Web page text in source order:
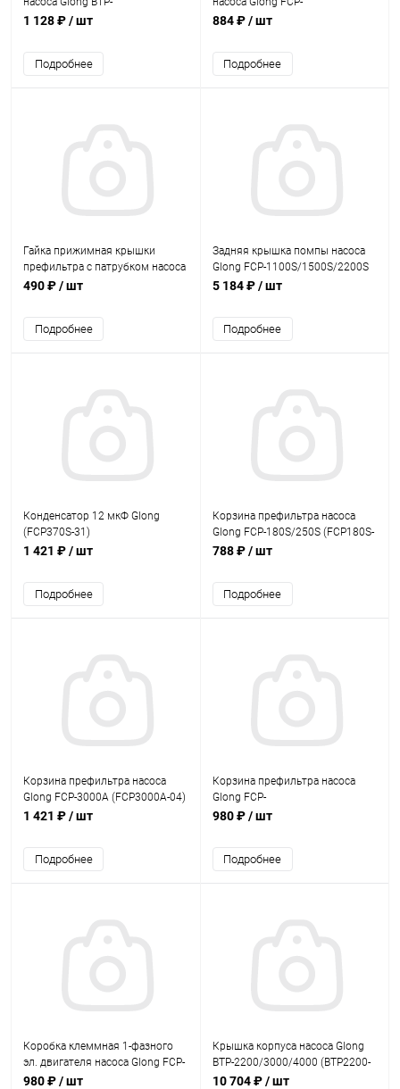
2200/3000/4000 (шаг резьбы
1 128 ₽/ шт
Подробнее
1100S/1500S/2200S (FCP1100S-
884 ₽/ шт
Подробнее
Гайка прижимная крышки
префильтра с патрубком насоса
Glong FCP-180S/250S (FCP180S-
490 ₽/ шт
Подробнее
Задняя крышка помпы насоса
Glong FCP-1100S/1500S/2200S
(FCP1100-21)
5 184 ₽/ шт
Подробнее
Конденсатор 12 мкФ Glong
(FCP370S-31)
1 421 ₽/ шт
Подробнее
Корзина префильтра насоса
Glong FCP-180S/250S (FCP180S-
05)
788 ₽/ шт
Подробнее
Корзина префильтра насоса
Glong FCP-3000A (FCP3000A-04)
1 421 ₽/ шт
Подробнее
Корзина префильтра насоса
Glong FCP-
370S/550S/750S/1100S2
980 ₽/ шт
Подробнее
Коробка клеммная 1-фазного
эл. двигателя насоса Glong FCP-
370S (FCP370S-30)
980 ₽/ шт
Крышка корпуса насоса Glong
BTP-2200/3000/4000 (BTP2200-
17)
10 704 ₽/ шт